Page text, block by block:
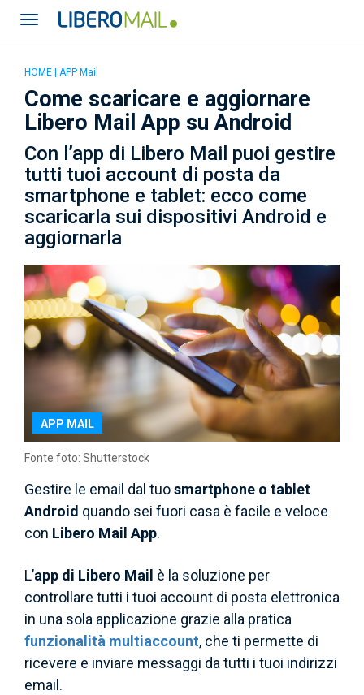
HOME APP Mail
Come scaricare e aggiornare
Libero Mail App su Android
Con l’app di Libero Mail puoi gestire
tutti tuoi account di posta da
smartphone e tablet: ecco come
scaricarla sui dispositivi Android e
aggiornarla
Fonte foto: Shutterstock
APP MAIL
Gestire le email dal tuosmartphone o tablet
Android quando sei fuori casa è facile e veloce
con Libero Mail App.
L’app di Libero Mail è la soluzione per
controllare tutti i tuoi account di posta elettronica
in una sola applicazione grazie alla pratica
funzionalità multiaccount, che ti permette di
ricevere e inviare messaggi da tutti i tuoi indirizzi
email.